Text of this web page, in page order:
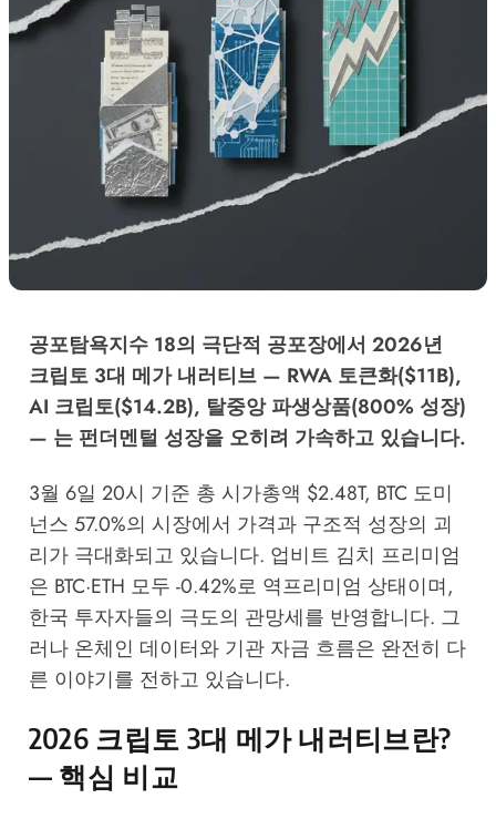
공포탐욕지수 18의 극단적 공포장에서 2026년
크립토 3대 메가 내러티브 — RWA 토큰화($11B),
AI 크립토($14.2B), 탈중앙 파생상품(800% 성장)
— 는 펀더멘털 성장을 오히려 가속하고 있습니다.
3월 6일 20시 기준 총 시가총액 $2.48T, BTC 도미
넌스 57.0%의 시장에서 가격과 구조적 성장의 괴
리가 극대화되고 있습니다. 업비트 김치 프리미엄
은 BTC·ETH 모두 -0.42%로 역프리미엄 상태이며,
한국 투자자들의 극도의 관망세를 반영합니다. 그
러나 온체인 데이터와 기관 자금 흐름은 완전히 다
른 이야기를 전하고 있습니다.
2026 크립토 3대 메가 내러티브란?
— 핵심 비교